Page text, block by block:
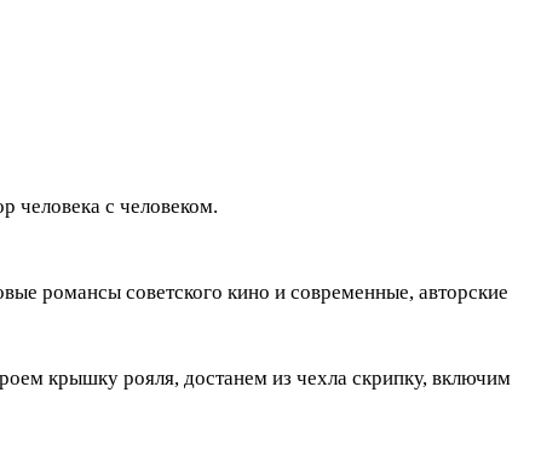
человека с человеком.
романсы советского кино и современные, авторские
крышку рояля, достанем из чехла скрипку, включим